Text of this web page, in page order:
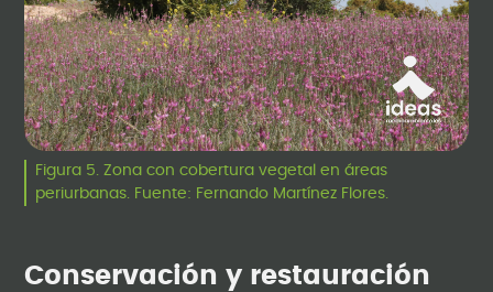
Figura 5. Zona con cobertura vegetal en áreas
periurbanas. Fuente: Fernando Martínez Flores.
Conservación y restauración